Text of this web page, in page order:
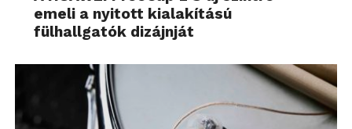
emeli a nyitott kialakítású
fülhallgatók dizájnját